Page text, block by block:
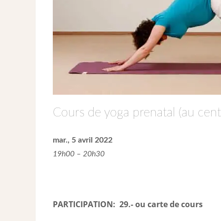
Cours de yoga prenatal (au
mar., 5 avril 2022
19h00 – 20h30
PARTICIPATION: 29.- ou carte de cours